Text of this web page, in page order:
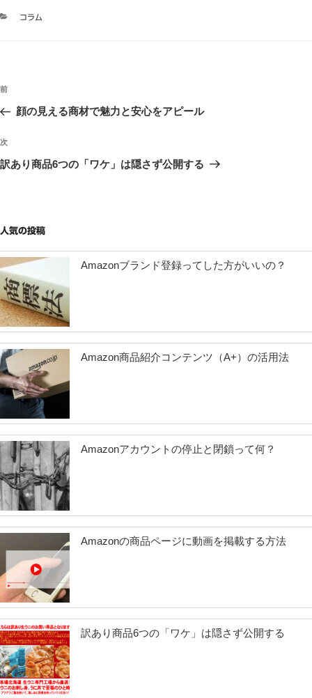
カ
コラム
投
ビ
ゲ
ン
過
去
投
稿
前
顔の見える商材で魅力と安心をアピール
次
の
次
訳あり商品6つの「ワケ」は隠さず公開する
人気の投稿
Amazonブランド登録ってした方がいいの？
Amazon商品紹介コンテンツ（A+）の活用法
Amazonアカウントの停止と閉鎖って何？
Amazonの商品ページに動画を掲載する方法
訳あり商品6つの「ワケ」は隠さず公開する